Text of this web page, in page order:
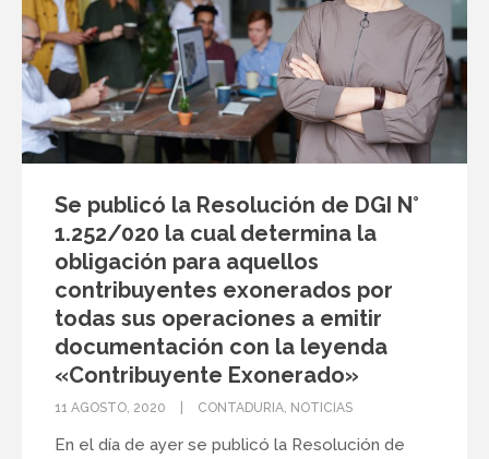
Se publicó la Resolución de DGI N°
1.252/020 la cual determina la
obligación para aquellos
contribuyentes exonerados por
todas sus operaciones a emitir
documentación con la leyenda
«Contribuyente Exonerado»
11 AGOSTO, 2020 CONTADURIA, NOTICIAS
En el día de ayer se publicó la Resolución de